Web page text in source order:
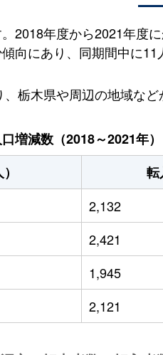
2018年度から2021年度
向にあり、同期間中に11
栃木県や周辺の地域な
増減数（2018～2021年）
転
2,132
2,421
1,945
2,121